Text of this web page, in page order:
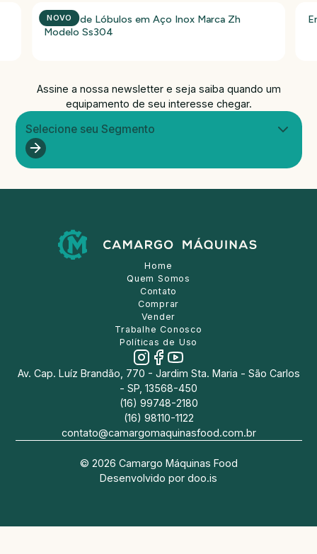
NOVO
Bomba de Lóbulos em Aço Inox Marca Zh
Modelo Ss304
Assine a nossa newsletter e seja saiba quando um
equipamento de seu interesse chegar.
Selecione seu Segmento
Home
Quem Somos
Contato
Comprar
Vender
Trabalhe Conosco
Políticas de Uso
Av. Cap. Luíz Brandão, 770 - Jardim Sta. Maria - São Carlos
- SP, 13568-450
(16) 99748-2180
(16) 98110-1122
contato@camargomaquinasfood.com.br
© 2026 Camargo Máquinas Food
Desenvolvido por doo.is